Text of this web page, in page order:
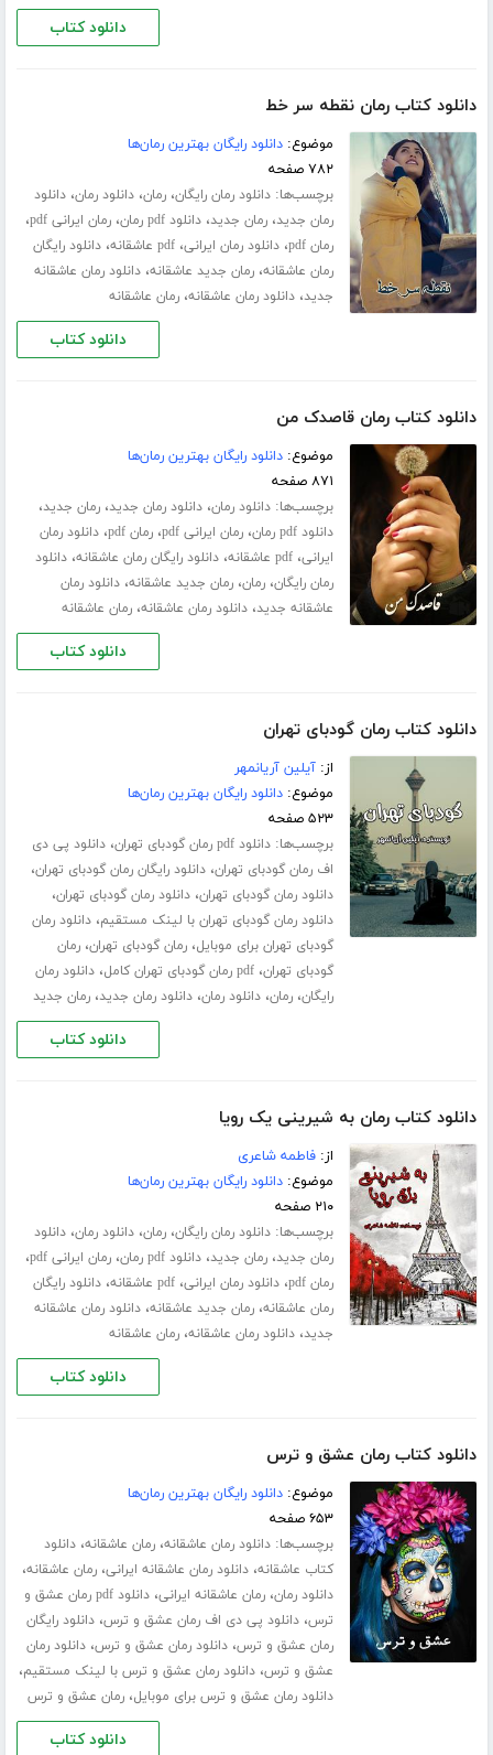
دانلود کتاب
دانلود کتاب رمان نقطه سر خط
موضوع:دانلود رایگان بهترین رمان‌ها
۷۸۲ صفحه
برچسب‌ها:دانلود رمان رایگان،رمان،دانلود رمان،دانلود
رمان جدید،رمان جدید،دانلود pdf رمان ،رمان ایرانی pdf ،
رمان pdf ،دانلود رمان ایرانی،pdf عاشقانه ،دانلود رایگان
رمان عاشقانه،رمان جدید عاشقانه،دانلود رمان عاشقانه
جدید،دانلود رمان عاشقانه،رمان عاشقانه
دانلود کتاب
دانلود کتاب رمان قاصدک من
موضوع:دانلود رایگان بهترین رمان‌ها
۸۷۱ صفحه
برچسب‌ها:دانلود رمان،دانلود رمان جدید،رمان جدید،
دانلود pdf رمان ،رمان ایرانی pdf ،رمان pdf ،دانلود رمان
ایرانی،pdf عاشقانه ،دانلود رایگان رمان عاشقانه،دانلود
رمان رایگان،رمان،رمان جدید عاشقانه،دانلود رمان
عاشقانه جدید،دانلود رمان عاشقانه،رمان عاشقانه
دانلود کتاب
دانلود کتاب رمان گودبای تهران
از:آیلین آریانمهر
موضوع:دانلود رایگان بهترین رمان‌ها
۵۲۳ صفحه
برچسب‌ها:دانلود pdf رمان گودبای تهران ،دانلود پی دی
اف رمان گودبای تهران،دانلود رایگان رمان گودبای تهران،
دانلود رمان گودبای تهران،دانلود رمان گودبای تهران،
دانلود رمان گودبای تهران با لینک مستقیم،دانلود رمان
گودبای تهران برای موبایل،رمان گودبای تهران،رمان
گودبای تهران،pdf رمان گودبای تهران کامل ،دانلود رمان
رایگان،رمان،دانلود رمان،دانلود رمان جدید،رمان جدید
دانلود کتاب
دانلود کتاب رمان به شیرینی یک رویا
از:فاطمه شاعری
موضوع:دانلود رایگان بهترین رمان‌ها
۲۱۰ صفحه
برچسب‌ها:دانلود رمان رایگان،رمان،دانلود رمان،دانلود
رمان جدید،رمان جدید،دانلود pdf رمان ،رمان ایرانی pdf ،
رمان pdf ،دانلود رمان ایرانی،pdf عاشقانه ،دانلود رایگان
رمان عاشقانه،رمان جدید عاشقانه،دانلود رمان عاشقانه
جدید،دانلود رمان عاشقانه،رمان عاشقانه
دانلود کتاب
دانلود کتاب رمان عشق و ترس
موضوع:دانلود رایگان بهترین رمان‌ها
۶۵۳ صفحه
برچسب‌ها:دانلود رمان عاشقانه،رمان عاشقانه،دانلود
کتاب عاشقانه،دانلود رمان عاشقانه ایرانی،رمان عاشقانه،
دانلود رمان،رمان عاشقانه ایرانی،
دانلود pdf رمان عشق و
ترس،دانلود پی دی اف رمان عشق و ترس،دانلود رایگان
رمان عشق و ترس،دانلود رمان عشق و ترس،دانلود رمان
عشق و ترس،دانلود رمان عشق و ترس با لینک مستقیم،
دانلود رمان عشق و ترس برای موبایل،رمان عشق و ترس
دانلود کتاب